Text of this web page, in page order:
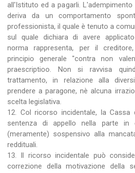
all'Istituto ed a pagarli.
deriva da un comportamento
professionista, il quale è tenuto a
sul quale dichiara di avere
norma rappresenta, per il
principio generale "contra non
praescriptioo. Non si ravvisa
trattamento, in relazione alla
prendere a paragone, nè alcuna
scelta legislativa.
12. Col ricorso incidentale, la Cassa
sentenza di appello nella parte in
(meramente) sospensivo alla
reddituali.
13. Il ricorso incidentale può
correzione della motivazione della